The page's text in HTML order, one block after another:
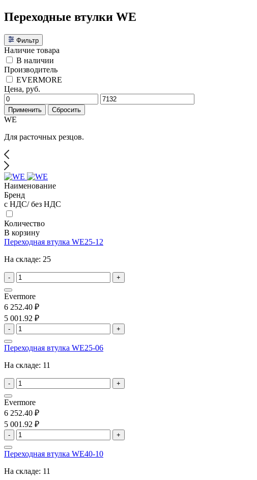
Переходные втулки WE
Фильтр
Наличие товара
В наличии
Производитель
EVERMORE
Цена, руб.
Применить Сбросить
WE
Для расточных резцов.
Наименование
Бренд
с НДС/ без НДС
Количество
В корзину
Переходная втулка WE25-12
На складе: 25
- +
Evermore
6 252.40 ₽
5 001.92 ₽
- +
Переходная втулка WE25-06
На складе: 11
- +
Evermore
6 252.40 ₽
5 001.92 ₽
- +
Переходная втулка WE40-10
На складе: 11